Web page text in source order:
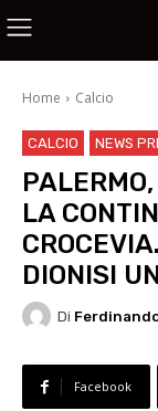
Home Calcio
CALCIO NEWS
LA
CROCEVIA.
DIONISI
Di
Facebook